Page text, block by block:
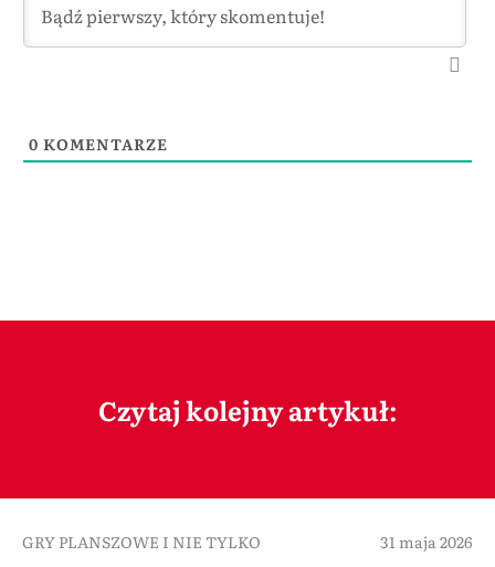
0 KOMENTARZE
Czytaj kolejny artykuł:
GRY PLANSZOWE I NIE TYLKO 31 maja 2026